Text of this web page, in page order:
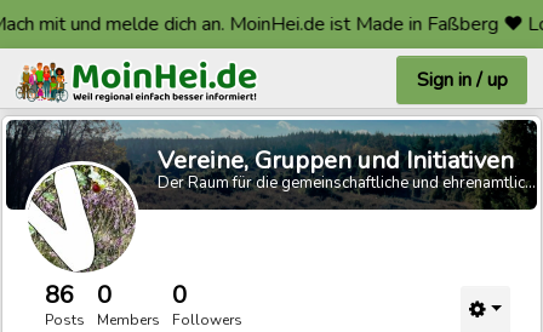
an. MoinHei.de ist Made in Faßberg ❤️ Lokal, kostenlos
Sign in / up
Vereine, Gruppen und Initiativen
Der Raum für die gemeinschaftliche und ehrenamtliche Arbeit.
86
Posts
0
Members
0
Followers